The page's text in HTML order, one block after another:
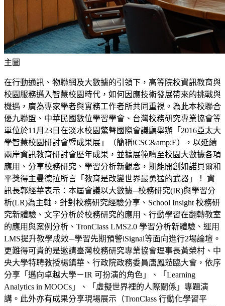
主圖
在行動通訊、物聯網及大數據的引領下，高等院校資訊教育與
校園服務邁入智慧校園時代，如何因應技術發展帶來的挑戰與
機遇，廣為專家學者與實務工作者所共同重視。為此本校聯合
優九聯盟、中華民國數位學習學會、台灣校務研究專業協會等
單位於11月23日在淡水校園驚聲國際會議廳舉辦「2016亞太大
學智慧校園研討會暨成果展」（簡稱iCSC&amp;E），以延續
兩岸資訊教育研討會歷年成果，並擴展範疇至校園大數據各項
應用、分享校務研究、學習分析新觀念，期能開創如諾貝爾和
平獎得主曼德拉所言「教育是改變世界最勇猛的武器」！ 資
訊長郭經華表示：本屆會議以大數據─校務研究(IR)與學習分
析(LR)為主軸，針對校務研究經驗分享、School Insight 校務研
究新體驗、文字分析於校務研究的應用、行動學習在翻轉教室
的應用與案例分析、TronClass LMS2.0 學習分析新體驗、運用
LMS提升教學成效─學習先期預警iSignal等面向進行2場論壇。
更難得可貴的是邀請臺灣校務研究專業協會理事長黃榮村、中
央大學特聘教授楊鎮華、行政院政務委員唐鳳蒞臨大會，依序
分享「邁向卓越大學－IR 可扮演的角色」、「Learning
Analytics in MOOCs」、「虛擬世界裡的人際關係」專題演
講。此外亦有成果分享現場展示（TronClass 行動化學習平